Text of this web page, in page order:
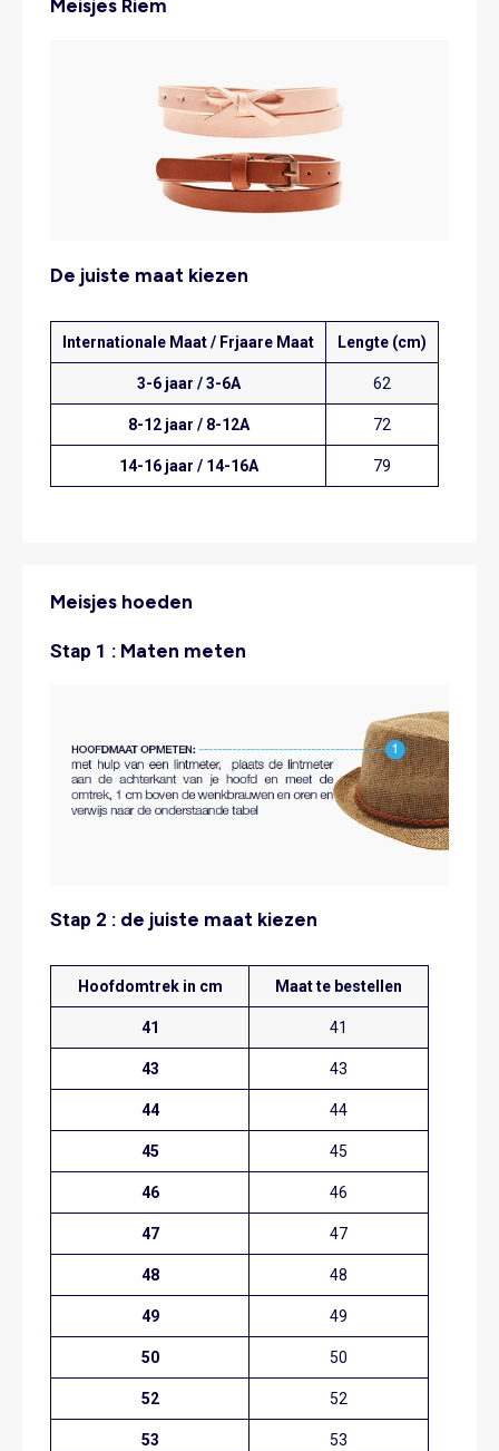
Meisjes Riem
De juiste maat kiezen
Internationale Maat / Frjaare Maat Lengte (cm)
3-6 jaar / 3-6A 62
8-12 jaar / 8-12A 72
14-16 jaar / 14-16A 79
Meisjes hoeden
Stap 1 : Maten meten
Stap 2 : de juiste maat kiezen
Hoofdomtrek in cm Maat te bestellen
41 41
43 43
44 44
45 45
46 46
47 47
48 48
49 49
50 50
52 52
53 53